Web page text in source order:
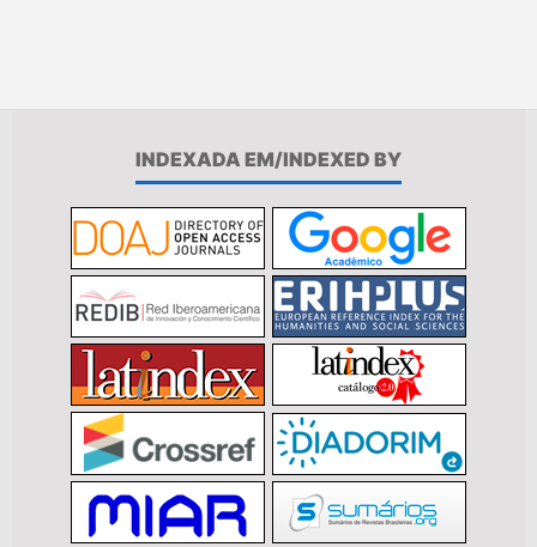
INDEXADA EM/INDEXED BY